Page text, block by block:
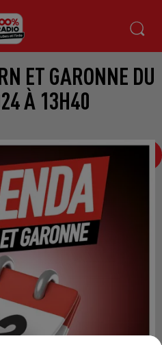
ET GARONNE DU
À 13H40